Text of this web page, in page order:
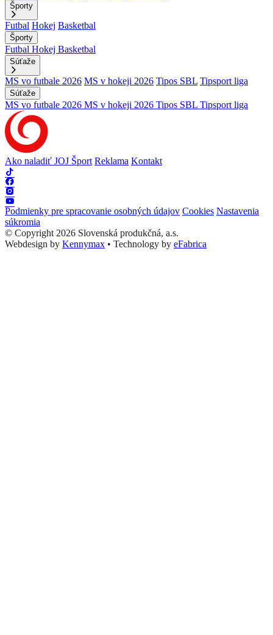
Športy
Futbal Hokej Basketbal
Športy
Futbal Hokej Basketbal
Súťaže
MS vo futbale 2026 MS v hokeji 2026 Tipos SBL Tipsport liga
Súťaže
MS vo futbale 2026 MS v hokeji 2026 Tipos SBL Tipsport liga
Ako naladiť JOJ Šport Reklama Kontakt
Podmienky pre spracovanie osobných údajov Cookies Nastavenia
súkromia
© Copyright 2026 Slovenská produkčná, a.s.
Webdesign by Kennymax • Technology by eFabrica